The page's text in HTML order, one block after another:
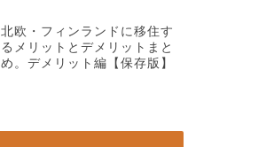
北欧・フィンランドに移住す
るメリットとデメリットまと
め。デメリット編【保存版】